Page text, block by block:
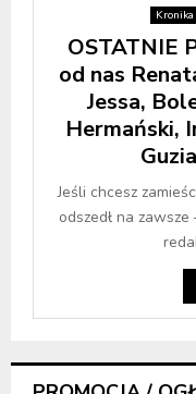
Kronika
OSTATNIE
od nas
Jessa,
Hermański,
Jeśli chcesz
odszedł na